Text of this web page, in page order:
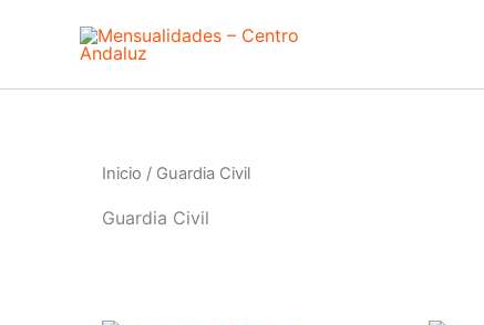
Inicio / Guardia Civil
Guardia Civil